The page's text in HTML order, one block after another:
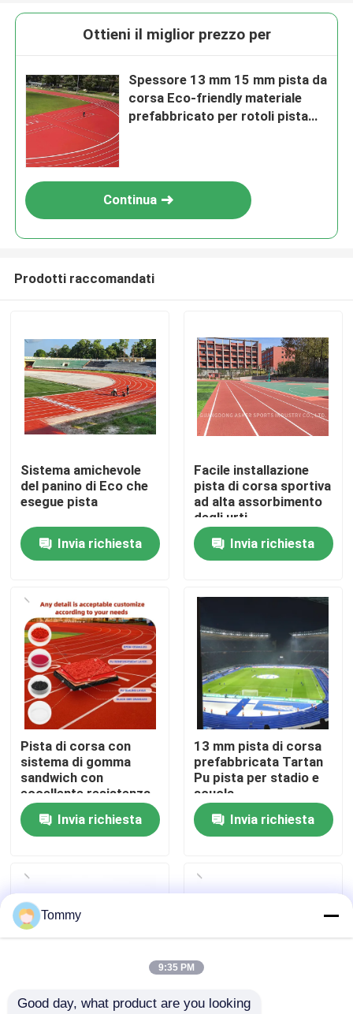
Casa.
Prodotti
Video
Chi Siamo
Visita alla fabbrica
Controllo di qualità
Notizie
Chiedi un preventivo
Ottieni il miglior prezzo per
Spessore 13 mm 15 mm pista da
corsa Eco-friendly materiale
prefabbricato per rotoli pista
Continua
Prodotti raccomandati
Sistema amichevole
del panino di Eco che
esegue pista
Invia richiesta
Facile installazione
pista di corsa sportiva
ad alta assorbimento
degli urti
Invia richiesta
Pista di corsa con
sistema di gomma
sandwich con
eccellente resistenza
alle intemperie
Invia richiesta
13 mm pista di corsa
prefabbricata Tartan
Pu pista per stadio e
scuola
Invia richiesta
Tommy
9:35 PM
Good day, what product are you looking